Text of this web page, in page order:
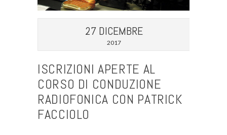
27 DICEMBRE
2017
ISCRIZIONI APERTE AL
CORSO DI CONDUZIONE
RADIOFONICA CON PATRICK
FACCIOLO